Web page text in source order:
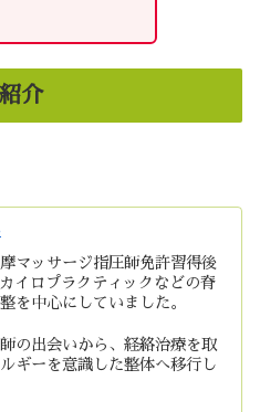
介
マッサージ指圧師免許習得後
イロプラクティックなどの脊
を中心にしていました。
の出会いから、経絡治療を取
ギーを意識した整体へ移行し